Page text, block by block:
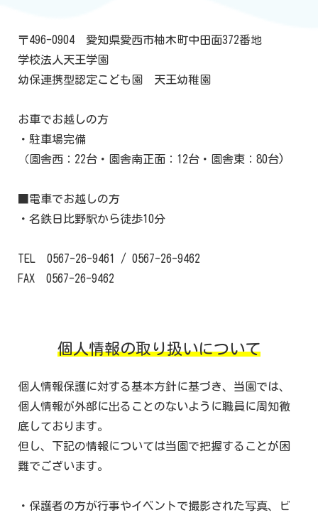
〒496-0904 愛知県愛西市柚木町中田面372番地
学校法人天王学園
幼保連携型認定こども園 天王幼稚園
お車でお越しの方
・駐車場完備
（園舎西：22台・園舎南正面：12台・園舎東：80台)
■電車でお越しの方
・名鉄日比野駅から徒歩10分
TEL 0567-26-9461 / 0567-26-9462
FAX 0567-26-9462
個人情報の取り扱いについて
個人情報保護に対する基本方針に基づき、当園では、
個人情報が外部に出ることのないように職員に周知徹
底しております。
但し、下記の情報については当園で把握することが困
難でございます。
・保護者の方が行事やイベントで撮影された写真、ビ